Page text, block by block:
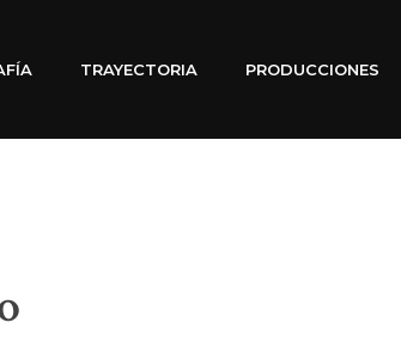
TRAYECTORIA PRODUCCIONES